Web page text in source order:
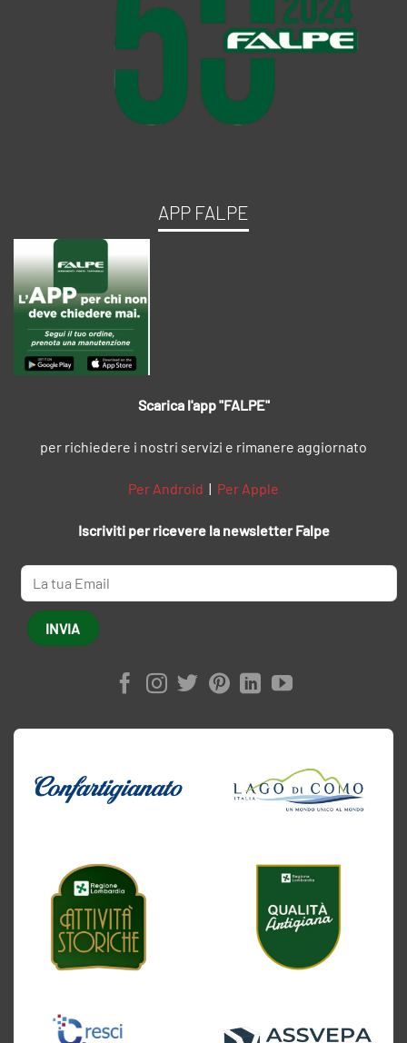
APP FALPE
Scarica l'app "FALPE"
per richiedere i nostri servizi e rimanere aggiornato
Per Android | Per Apple
Iscriviti per ricevere la newsletter Falpe